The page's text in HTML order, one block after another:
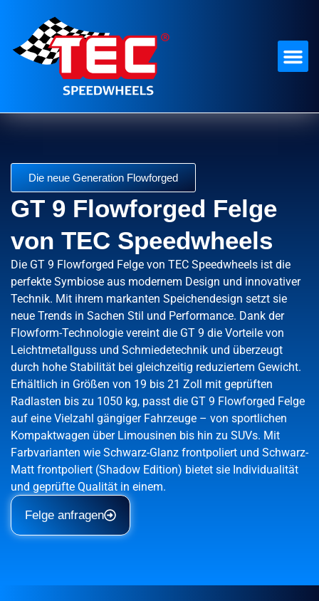
Die neue Generation Flowforged
GT 9 Flowforged Felge
von TEC Speedwheels
Die GT 9 Flowforged Felge von TEC Speedwheels ist die
perfekte Symbiose aus modernem Design und innovativer
Technik. Mit ihrem markanten Speichendesign setzt sie
neue Trends in Sachen Stil und Performance. Dank der
Flowform-Technologie vereint die GT 9 die Vorteile von
Leichtmetallguss und Schmiedetechnik und überzeugt
durch hohe Stabilität bei gleichzeitig reduziertem Gewicht.
Erhältlich in Größen von 19 bis 21 Zoll mit geprüften
Radlasten bis zu 1050 kg, passt die GT 9 Flowforged Felge
auf eine Vielzahl gängiger Fahrzeuge – von sportlichen
Kompaktwagen über Limousinen bis hin zu SUVs. Mit
Farbvarianten wie Schwarz-Glanz frontpoliert und Schwarz-
Matt frontpoliert (Shadow Edition) bietet sie Individualität
und geprüfte Qualität in einem.
Felge anfragen